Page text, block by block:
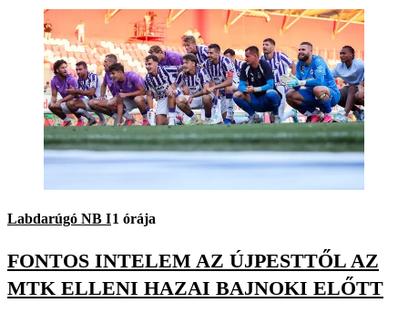
Labdarúgó NB I1 órája
FONTOS INTELEM AZ ÚJPESTTŐL AZ
MTK ELLENI HAZAI BAJNOKI ELŐTT